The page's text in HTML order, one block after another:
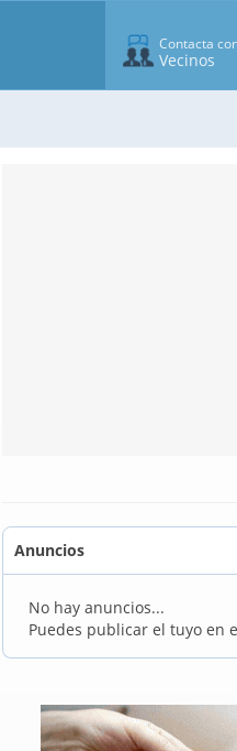
Contacta
Vecinos
Anuncios
No hay anuncios...
Puedes publicar el tuyo en